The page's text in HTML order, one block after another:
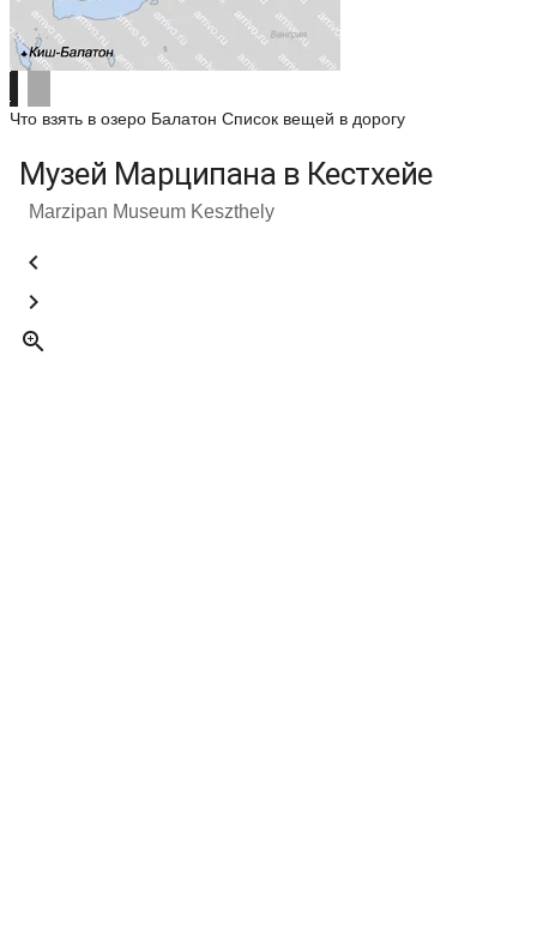
Что взять в озеро Балатон Список вещей в дорогу
Музей Марципана в Кестхейе
Marzipan Museum Keszthely


